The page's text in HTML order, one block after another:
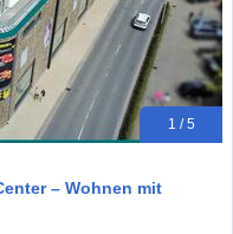
1 / 5
– Wohnen mit